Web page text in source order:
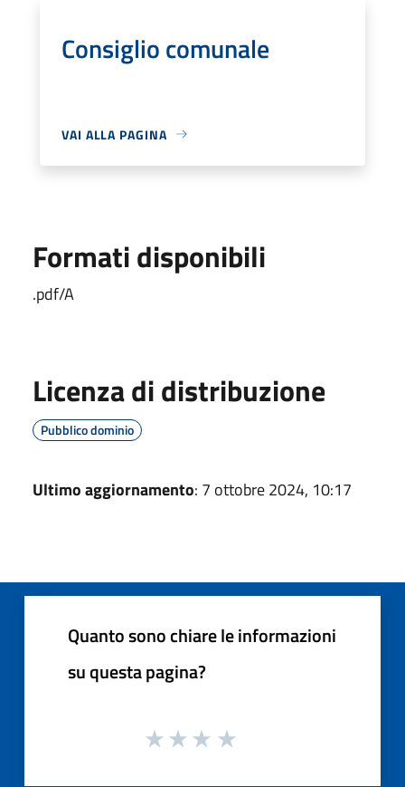
Consiglio comunale
VAI ALLA PAGINA
Formati disponibili
.pdf/A
Licenza di distribuzione
Pubblico dominio
Ultimo aggiornamento: 7 ottobre 2024, 10:17
Quanto sono chiare le informazioni
su questa pagina?